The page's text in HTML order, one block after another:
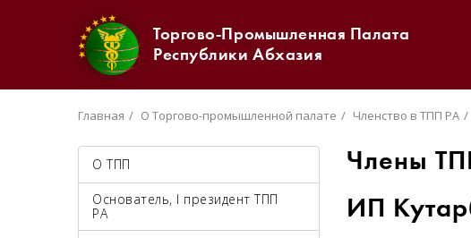
Торгово-Промышленная Палата
Республики Абхазия
Главная О Торгово-промышленной палате Членство в ТПП РА
О ТПП
Основатель, I президент ТПП
РА
Члены
ИП